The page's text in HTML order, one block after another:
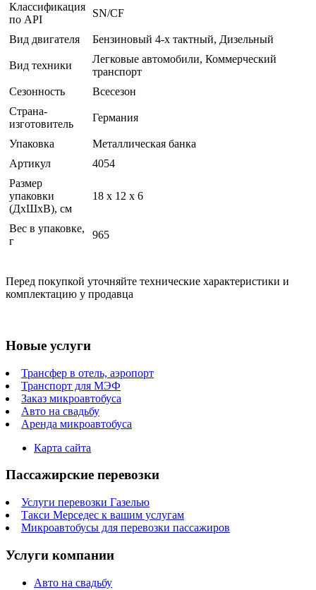
Классификация
по API
SN/CF
Вид двигателя Бензиновый 4-х тактный, Дизельный
Вид техники
Легковые автомобили, Коммерческий
транспорт
Сезонность
Всесезон
Страна-
изготовитель
Германия
Упаковка
Металлическая банка
Артикул
4054
Размер
упаковки
(ДхШхВ), см
18 x 12 x 6
Вес в упаковке,
г
965
Перед покупкой уточняйте технические характеристики и
комплектацию у продавца
Новые услуги
Трансфер в отель, аэропорт
Транспорт для МЭФ
Заказ микроавтобуса
Авто на свадьбу
Аренда микроавтобуса
Карта сайта
Пассажирские перевозки
Услуги перевозки Газелью
Такси Мерседес к вашим услугам
Микроавтобусы для перевозки пассажиров
Услуги компании
Авто на свадьбу